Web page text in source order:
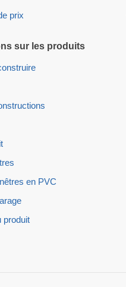
prix
sur les produits
en PVC
produit